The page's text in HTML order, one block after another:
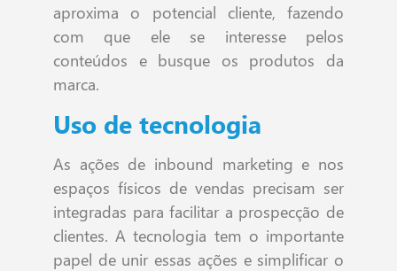
aproxima o potencial cliente, fazendo
com que ele se interesse pelos
conteúdos e busque os produtos da
marca.
Uso de tecnologia
As ações de inbound marketing e nos
espaços físicos de vendas precisam ser
integradas para facilitar a prospecção de
clientes. A tecnologia tem o importante
papel de unir essas ações e simplificar o